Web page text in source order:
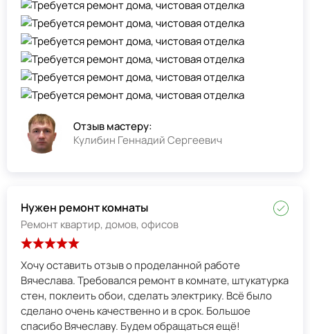
Отзыв мастеру:
Кулибин Геннадий Сергеевич
Нужен ремонт комнаты
Ремонт квартир, домов, офисов
Хочу оставить отзыв о проделанной работе
Вячеслава. Требовался ремонт в комнате, штукатурка
стен, поклеить обои, сделать электрику. Всё было
сделано очень качественно и в срок. Большое
спасибо Вячеславу. Будем обращаться ещё!